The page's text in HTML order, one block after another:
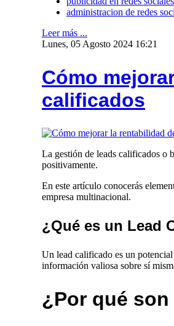
administracion de redes
Leer más ...
Lunes, 05 Agosto 2024 16:21
Cómo
calificados
La gestión de leads calificados o
positivamente.
En este artículo conocerás
empresa multinacional.
¿Qué es un Lead
Un lead calificado es un
información valiosa sobre sí
¿Por qué